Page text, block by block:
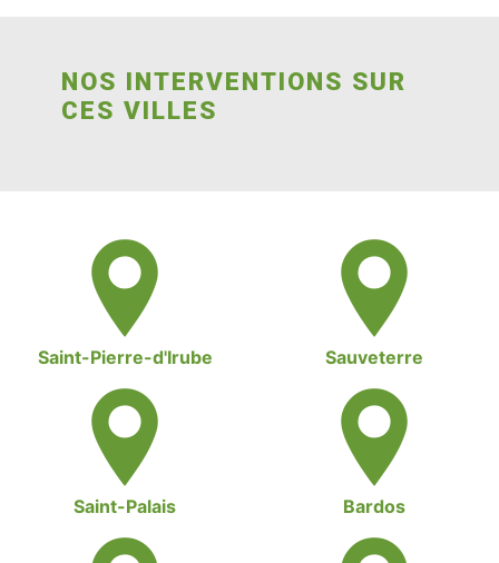
NOS INTERVENTIONS SUR
CES VILLES
Saint-Pierre-d'Irube Sauveterre
Saint-Palais Bardos